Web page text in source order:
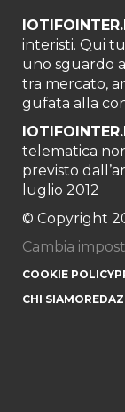
interisti. Qui
uno sguardo
tra mercato,
gufata alla
telematica
previsto
luglio 2012
© Copyright
Cambia
COOKIE POLICY
CHI SIAMO